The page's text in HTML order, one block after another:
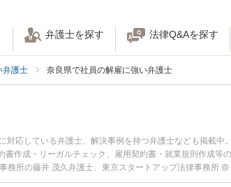
弁護士を探す 法律Q&Aを探す
弁護士 奈良県で社員の解雇に強い弁護士
応している弁護士、解決事例を持つ弁護士なども掲載中
作成・リーガルチェック、雇用契約書・就業規則作成等
所の藤井 茂久弁護士、東京スタートアップ法律事務所
した社員の解雇のトラブルを今すぐに弁護士に相談した